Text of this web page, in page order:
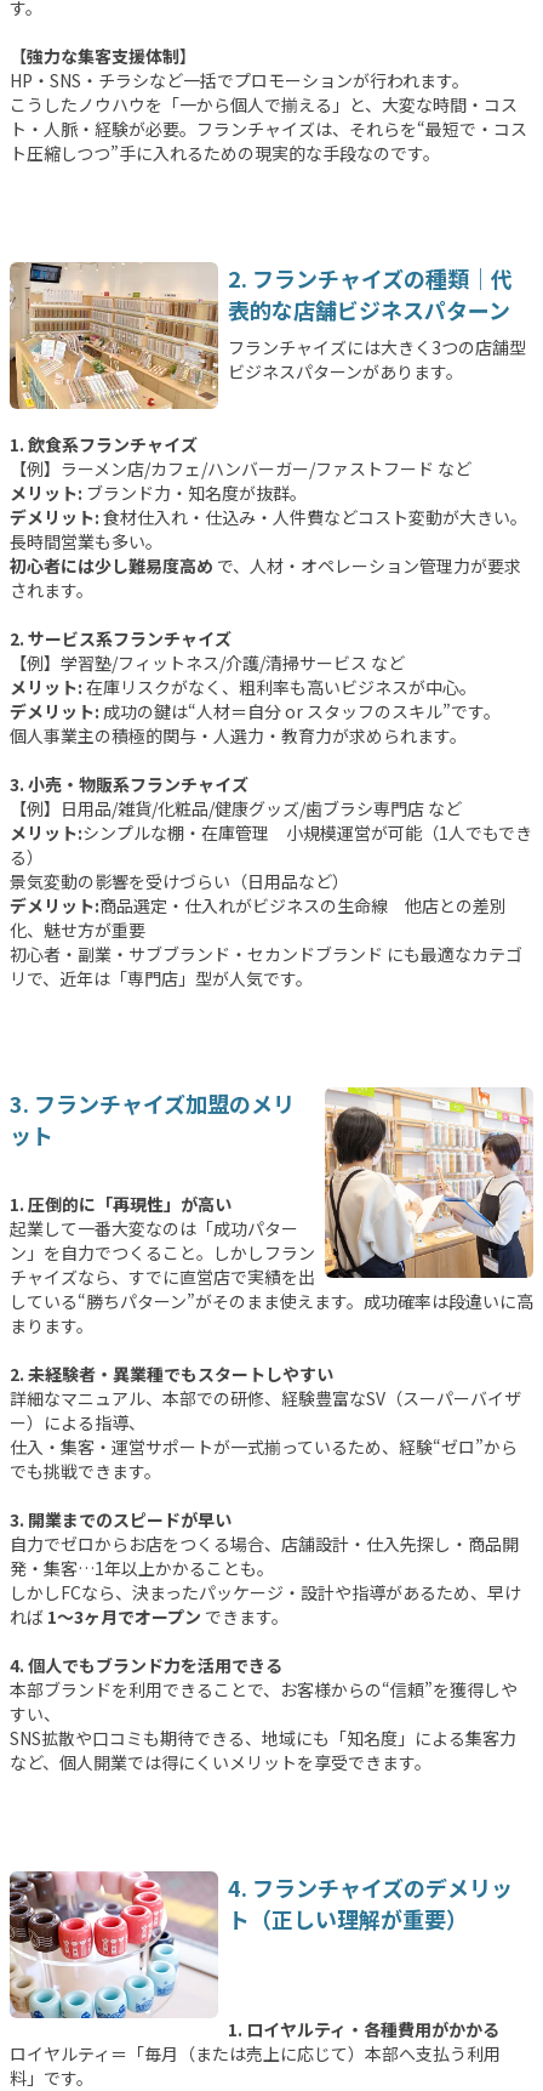
す。
【強力な集客支援体制】
HP・SNS・チラシなど一括でプロモーションが行われます。
こうしたノウハウを「一から個人で揃える」と、大変な時間・コス
ト・人脈・経験が必要。フランチャイズは、それらを“最短で・コス
ト圧縮しつつ”手に入れるための現実的な手段なのです。
2. フランチャイズの種類｜代
表的な店舗ビジネスパターン
フランチャイズには大きく3つの店舗型
ビジネスパターンがあります。
1. 飲食系フランチャイズ
【例】ラーメン店/カフェ/ハンバーガー/ファストフード など
メリット: ブランド力・知名度が抜群。
デメリット: 食材仕入れ・仕込み・人件費などコスト変動が大きい。
長時間営業も多い。
初心者には少し難易度高め で、人材・オペレーション管理力が要求
されます。
2. サービス系フランチャイズ
【例】学習塾/フィットネス/介護/清掃サービス など
メリット: 在庫リスクがなく、粗利率も高いビジネスが中心。
デメリット: 成功の鍵は“人材＝自分 or スタッフのスキル”です。
個人事業主の積極的関与・人選力・教育力が求められます。
3. 小売・物販系フランチャイズ
【例】日用品/雑貨/化粧品/健康グッズ/歯ブラシ専門店 など
メリット:シンプルな棚・在庫管理 小規模運営が可能（1人でもでき
る）
景気変動の影響を受けづらい（日用品など）
デメリット:商品選定・仕入れがビジネスの生命線 他店との差別
化、魅せ方が重要
初心者・副業・サブブランド・セカンドブランド にも最適なカテゴ
リで、近年は「専門店」型が人気です。
3. フランチャイズ加盟のメリ
ット
1. 圧倒的に「再現性」が高い
起業して一番大変なのは「成功パター
ン」を自力でつくること。しかしフラン
チャイズなら、すでに直営店で実績を出
している“勝ちパターン”がそのまま使えます。成功確率は段違いに高
まります。
2. 未経験者・異業種でもスタートしやすい
詳細なマニュアル、本部での研修、経験豊富なSV（スーパーバイザ
ー）による指導、
仕入・集客・運営サポートが一式揃っているため、経験“ゼロ”から
でも挑戦できます。
3. 開業までのスピードが早い
自力でゼロからお店をつくる場合、店舗設計・仕入先探し・商品開
発・集客…1年以上かかることも。
しかしFCなら、決まったパッケージ・設計や指導があるため、早け
れば 1〜3ヶ月でオープン できます。
4. 個人でもブランド力を活用できる
本部ブランドを利用できることで、お客様からの“信頼”を獲得しや
すい、
SNS拡散や口コミも期待できる、地域にも「知名度」による集客力
など、個人開業では得にくいメリットを享受できます。
4. フランチャイズのデメリッ
ト（正しい理解が重要）
1. ロイヤルティ・各種費用がかかる
ロイヤルティ＝「毎月（または売上に応じて）本部へ支払う利用
料」です。